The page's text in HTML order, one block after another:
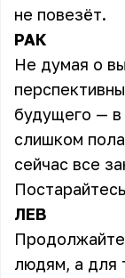
не повезёт.
РАК
Не думая о
будущего —
слишком
сейчас все
ЛЕВ
людям, а для